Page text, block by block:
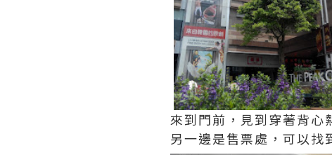
來到門前，見到穿著背心
另一邊是售票處，可以找